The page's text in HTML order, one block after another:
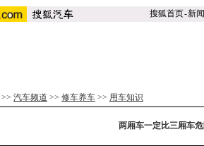
搜狐首页-新闻
>> 汽车频道 >> 修车养车 >> 用车知识
两厢车一定比三厢车